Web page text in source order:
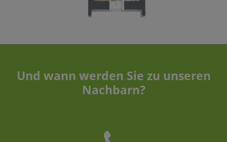
Und wann werden Sie zu unseren
Nachbarn?